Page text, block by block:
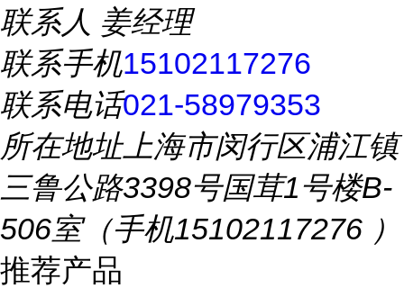
联系人 姜经理
联系手机15102117276
联系电话021-58979353
所在地址上海市闵行区浦江镇
三鲁公路3398号国茸1号楼B-
506室（手机15102117276 ）
推荐产品